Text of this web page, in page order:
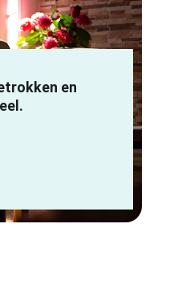
en